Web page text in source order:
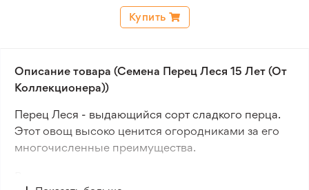
Купить
Описание товара (Семена Перец Леся 15 Лет (От
Коллекционера))
Перец Леся - выдающийся сорт сладкого перца.
Этот овощ высоко ценится огородниками за его
многочисленные преимущества.